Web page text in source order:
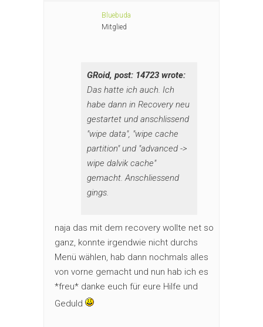
Bluebuda
Mitglied
GRoid, post: 14723 wrote:
Das hatte ich auch. Ich
habe dann in Recovery neu
gestartet und anschlissend
"wipe data", "wipe cache
partition" und "advanced ->
wipe dalvik cache"
gemacht. Anschliessend
gings.
naja das mit dem recovery wollte net so
ganz, konnte irgendwie nicht durchs
Menü wählen, hab dann nochmals alles
von vorne gemacht und nun hab ich es
*freu* danke euch für eure Hilfe und
Geduld